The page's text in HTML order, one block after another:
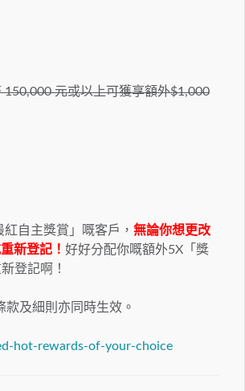
元或以上可獲享額外$1,000
自主獎賞」嘅客戶， 無論你想更改
新登記！ 好好分配你嘅額外5X「獎
登記啊！
及細則亦同時生效。
hot-rewards-of-your-choice